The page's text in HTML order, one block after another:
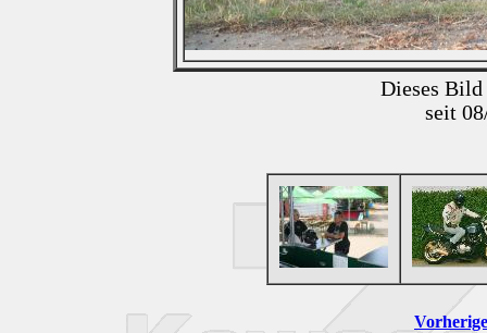
Dieses Bild
seit